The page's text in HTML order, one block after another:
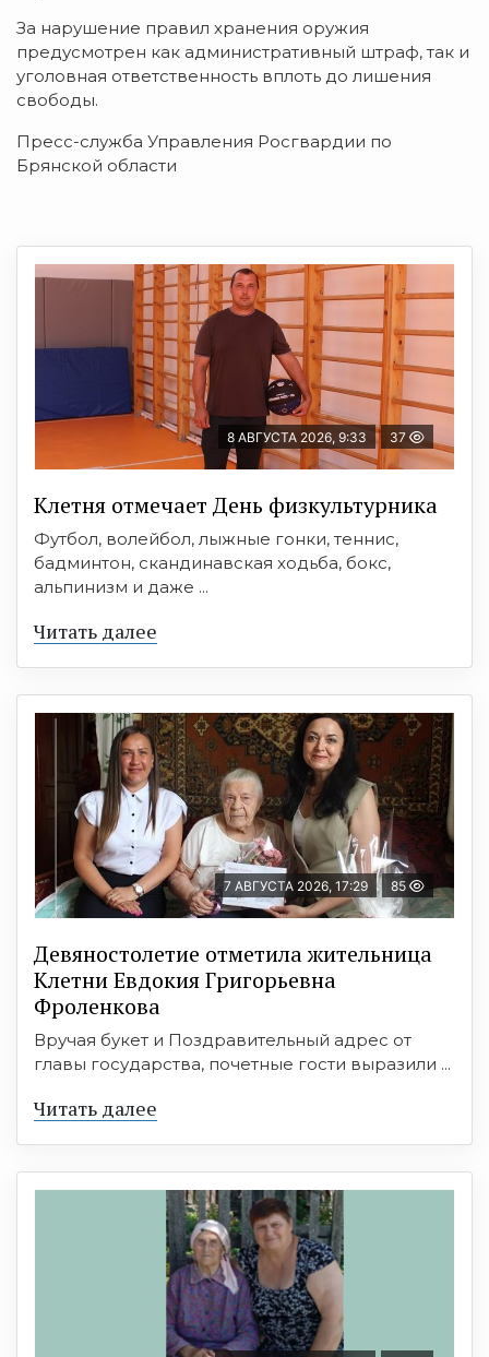
За нарушение правил хранения оружия
предусмотрен как административный штраф, так и
уголовная ответственность вплоть до лишения
свободы.
Пресс-служба Управления Росгвардии по
Брянской области
8 АВГУСТА 2026, 9:33 37
Клетня отмечает День физкультурника
Футбол, волейбол, лыжные гонки, теннис,
бадминтон, скандинавская ходьба, бокс,
альпинизм и даже ...
Читать далее
7 АВГУСТА 2026, 17:29 85
Девяностолетие отметила жительница
Клетни Евдокия Григорьевна
Фроленкова
Вручая букет и Поздравительный адрес от
главы государства, почетные гости выразили ...
Читать далее